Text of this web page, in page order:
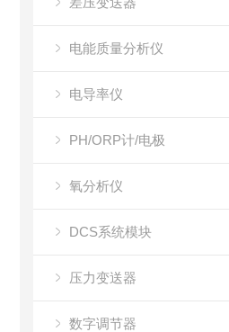
电能质量分析仪
电导率仪
PH/ORP计/电极
氧分析仪
DCS系统模块
压力变送器
数字调节器